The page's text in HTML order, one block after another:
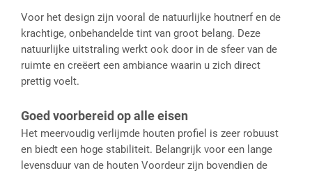
Voor het design zijn vooral de natuurlijke houtnerf en de
krachtige, onbehandelde tint van groot belang. Deze
natuurlijke uitstraling werkt ook door in de sfeer van de
ruimte en creëert een ambiance waarin u zich direct
prettig voelt.
Goed voorbereid op alle eisen
Het meervoudig verlijmde houten profiel is zeer robuust
en biedt een hoge stabiliteit. Belangrijk voor een lange
levensduur van de houten Voordeur zijn bovendien de